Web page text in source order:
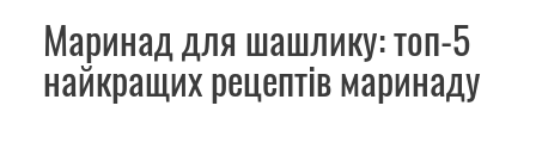
Маринад для шашлику: топ-5
найкращих рецептів маринаду